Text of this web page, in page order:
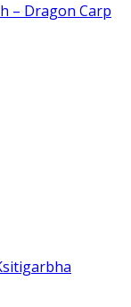
– Dragon Carp